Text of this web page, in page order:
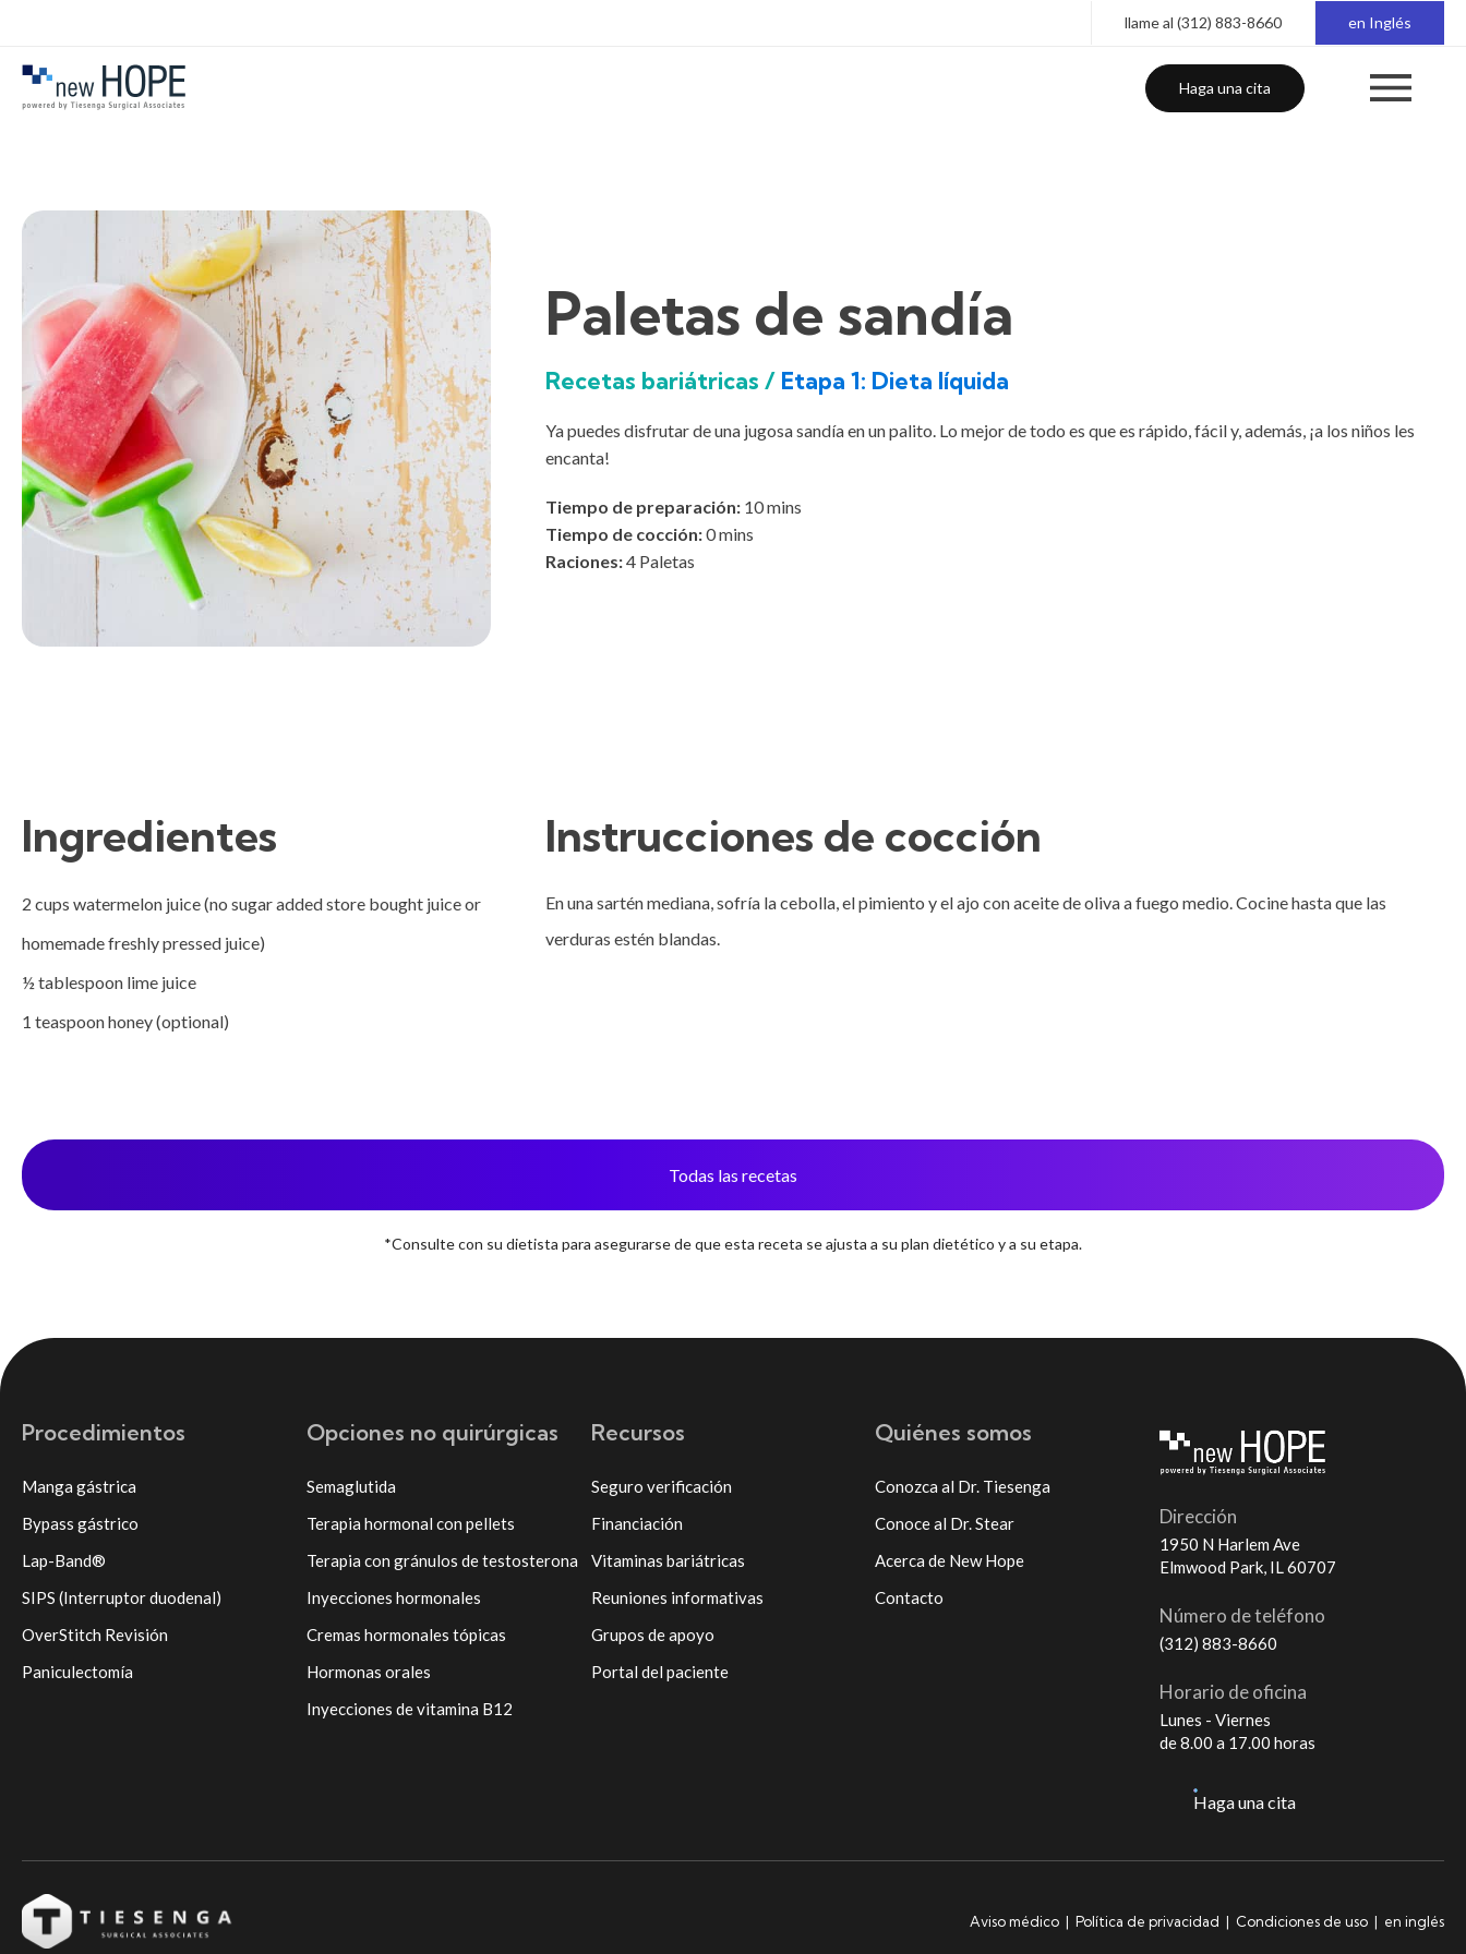
llame al (312) 883-8660 en Inglés
Haga una cita
Paletas de sandía
Recetas bariátricas / Etapa 1: Dieta líquida
Ya puedes disfrutar de una jugosa sandía en un palito. Lo mejor de todo es que es rápido, fácil y, además, ¡a los niños les
encanta!
Tiempo de preparación: 10mins
Tiempo de cocción:0mins
Raciones:4 Paletas
Ingredientes
2 cups watermelon juice (no sugar added store bought juice or
homemade freshly pressed juice)
½ tablespoon lime juice
1 teaspoon honey (optional)
Instrucciones de cocción
En una sartén mediana, sofría la cebolla, el pimiento y el ajo con aceite de oliva a fuego medio. Cocine hasta que las
verduras estén blandas.
Todas las recetas
*Consulte con su dietista para asegurarse de que esta receta se ajusta a su plan dietético y a su etapa.
Procedimientos
Manga gástrica
Bypass gástrico
Lap-Band®
SIPS (Interruptor duodenal)
OverStitch Revisión
Paniculectomía
Opciones no quirúrgicas
Semaglutida
Terapia hormonal con pellets
Terapia con gránulos de testosterona
Inyecciones hormonales
Cremas hormonales tópicas
Hormonas orales
Inyecciones de vitamina B12
Recursos
Seguro verificación
Financiación
Vitaminas bariátricas
Reuniones informativas
Grupos de apoyo
Portal del paciente
Quiénes somos
Conozca al Dr. Tiesenga
Conoce al Dr. Stear
Acerca de New Hope
Contacto
Dirección
1950 N Harlem Ave
Elmwood Park, IL 60707
Número de teléfono
(312) 883-8660
Horario de oficina
Lunes - Viernes
de 8.00 a 17.00 horas
Haga una cita
Aviso médico| Política de privacidad | Condiciones de uso| en inglés